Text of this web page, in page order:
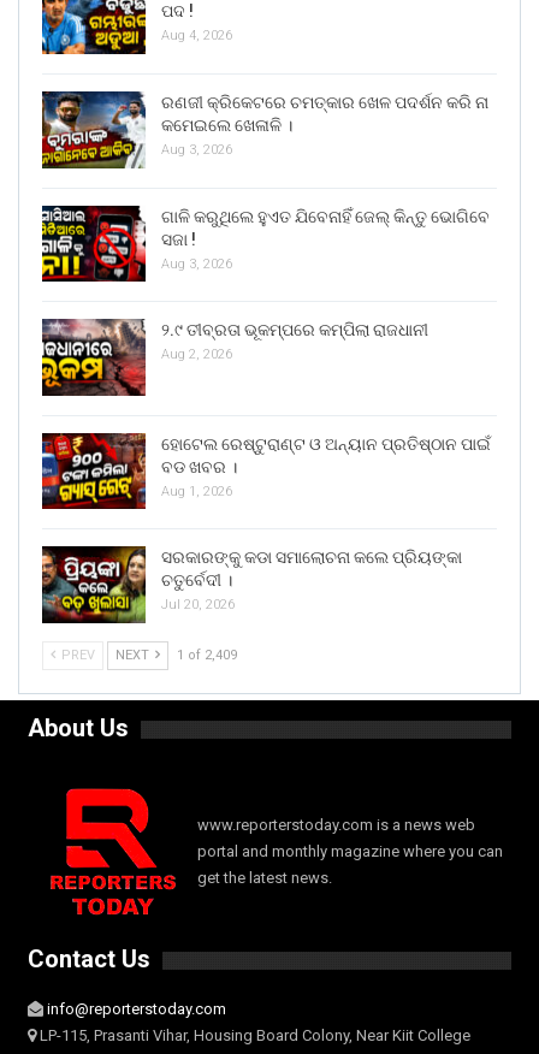
ପଦ !
Aug 4, 2026
ରଣଜୀ କ୍ରିକେଟରେ ଚମତ୍କାର ଖେଳ ପଦର୍ଶନ କରି ନା
କମେଇଲେ ଖେଳାଳି ।
Aug 3, 2026
ଗାଳି କରୁଥିଲେ ହୁଏତ ଯିବେନାହିଁ ଜେଲ୍ କିନ୍ତୁ ଭୋଗିବେ
ସଜା !
Aug 3, 2026
୨.୯ ତୀବ୍ରତା ଭୂକମ୍ପରେ କମ୍ପିଲା ରାଜଧାନୀ
Aug 2, 2026
ହୋଟେଲ ରେଷ୍ଟୁରାଣ୍ଟ ଓ ଅନ୍ୟାନ ପ୍ରତିଷ୍ଠାନ ପାଇଁ
ବଡ ଖବର ।
Aug 1, 2026
ସରକାରଙ୍କୁ କଡା ସମାଲୋଚନା କଲେ ପ୍ରିୟଙ୍କା
ଚତୁର୍ବେଦୀ ।
Jul 20, 2026
PREV NEXT 1 of 2,409
About Us
www.reporterstoday.com is a news web
portal and monthly magazine where you can
get the latest news.
Contact Us
info@reporterstoday.com
LP-115, Prasanti Vihar, Housing Board Colony, Near Kiit College